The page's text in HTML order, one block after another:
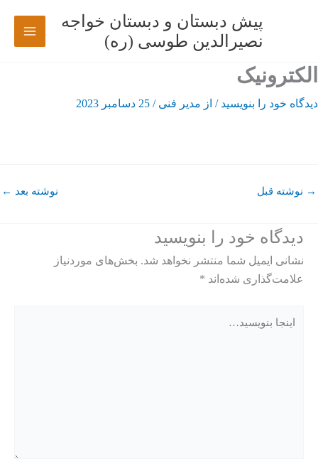
پیش دبستان و دبستان خواجه
نصیرالدین طوسی (ره)
الکترونیک
دیدگاه‌ خود را بنویسید / از مدیر فنی/ 25 دسامبر 2023
→ نوشته قبل نوشته بعد ←
دیدگاه‌ خود را بنویسید
نشانی ایمیل شما منتشر نخواهد شد. بخش‌های موردنیاز
علامت‌گذاری شده‌اند *
بنویسید…